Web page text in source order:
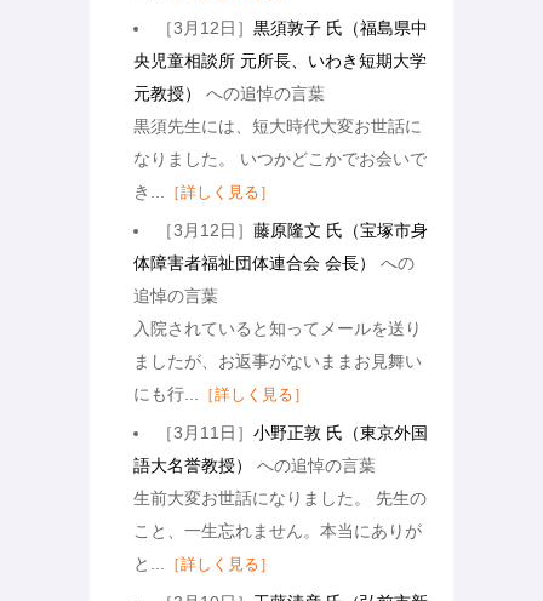
［3月12日］黒須敦子 氏（福島県中
央児童相談所 元所長、いわき短期大学
元教授）
への追悼の言葉
黒須先生には、短大時代大変お世話に
なりました。 いつかどこかでお会いで
き...
［詳しく見る］
［3月12日］藤原隆文 氏（宝塚市身
体障害者福祉団体連合会 会長）
への
追悼の言葉
入院されていると知ってメールを送り
ましたが、お返事がないままお見舞い
にも行...
［詳しく見る］
［3月11日］小野正敦 氏（東京外国
語大名誉教授）
への追悼の言葉
生前大変お世話になりました。 先生の
こと、一生忘れません。本当にありが
と...
［詳しく見る］